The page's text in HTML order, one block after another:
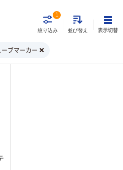
絞り込み
1
並び替え 表示切替
ブマーカー